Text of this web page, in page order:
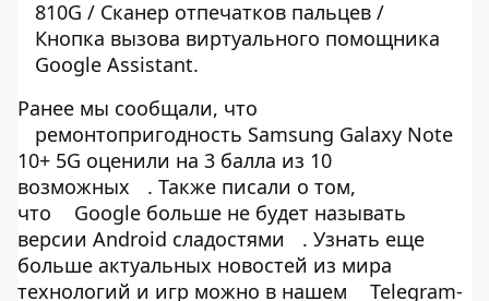
810G / Сканер отпечатков пальцев /
Кнопка вызова виртуального помощника
Google Assistant.
Ранее мы сообщали, что
ремонтопригодность Samsung Galaxy Note
10+ 5G оценили на 3 балла из 10
возможных
. Также писали о том,
что
Google больше не будет называть
версии Android сладостями
. Узнать еще
больше актуальных новостей из мира
технологий и игр можно в нашем
Telegram-